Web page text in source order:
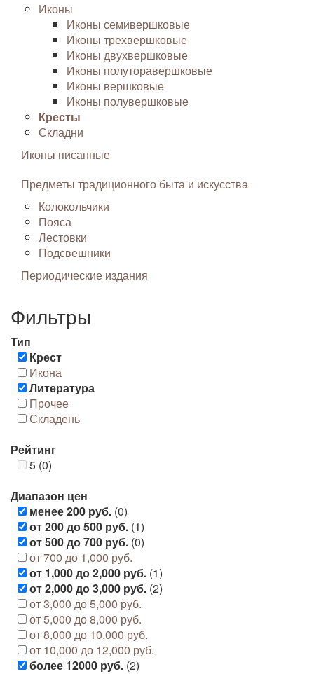
Иконы
Иконы семивершковые
Иконы трехвершковые
Иконы двухвершковые
Иконы полуторавершковые
Иконы вершковые
Иконы полувершковые
Кресты
Складни
Иконы писанные
Предметы традиционного быта и искусства
Колокольчики
Пояса
Лестовки
Подсвешники
Периодические издания
Фильтры
Тип
Крест
Икона
Литература
Прочее
Складень
Рейтинг
5 (0)
Диапазон цен
менее 200 руб. (0)
от 200 до 500 руб. (1)
от 500 до 700 руб. (0)
от 700 до 1,000 руб.
от 1,000 до 2,000 руб. (1)
от 2,000 до 3,000 руб. (2)
от 3,000 до 5,000 руб.
от 5,000 до 8,000 руб.
от 8,000 до 10,000 руб.
от 10,000 до 12,000 руб.
более 12000 руб. (2)